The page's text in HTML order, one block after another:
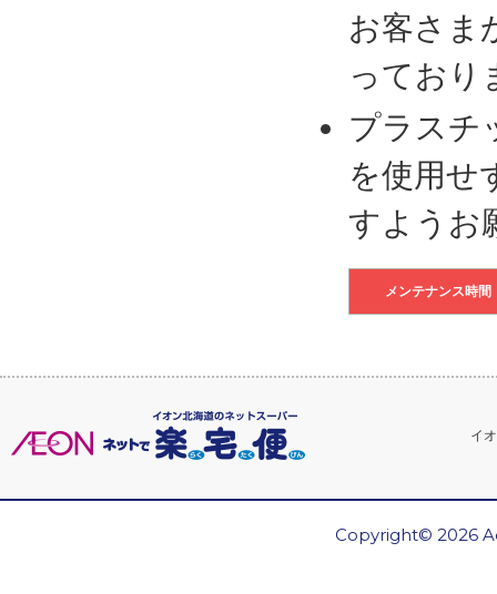
お客さま
っており
プラスチ
を使用せ
すようお
メンテナンス時間
イ
Copyright© 2026